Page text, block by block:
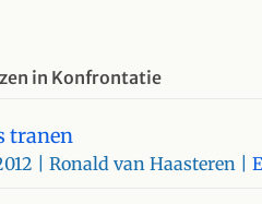
in Konfrontatie
tranen
| Ronald van Haasteren |